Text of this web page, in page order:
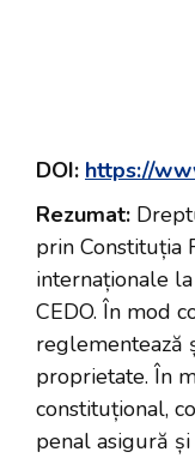
DOI: https://
Rezumat:
prin Constituția
internaționale
CEDO. În mod
reglementează
proprietate. În
constituțional,
penal asigură